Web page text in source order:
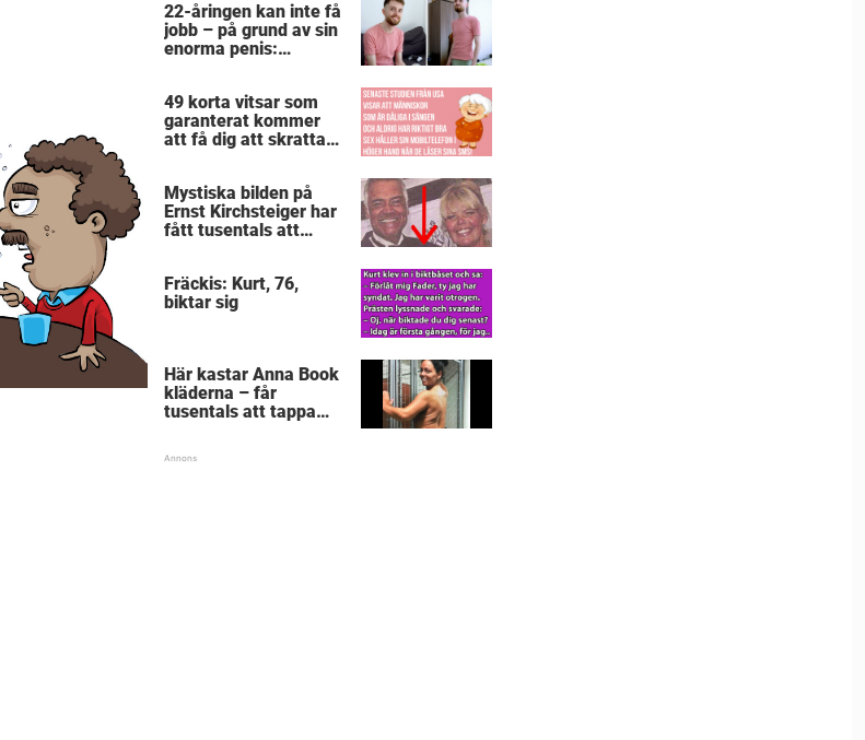
22-åringen kan inte få
jobb – på grund av sin
enorma penis:
49 korta vitsar som
garanterat kommer
att få dig att skratta
Mystiska bilden på
Ernst Kirchsteiger har
fått tusentals att
Fräckis: Kurt, 76,
biktar sig
Här kastar Anna Book
kläderna – får
tusentals att tappa